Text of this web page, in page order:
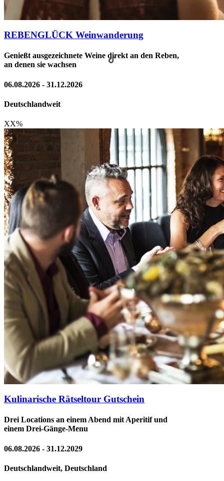
REBENGLÜCK Weinwanderung
Genießt ausgezeichnete Weine direkt an den Reben,
an denen sie wachsen
06.08.2026 - 31.12.2026
Deutschlandweit
XX%
Kulinarische Rätseltour Gutschein
Drei Locations an einem Abend mit Aperitif und
einem Drei-Gänge-Menu
06.08.2026 - 31.12.2029
Deutschlandweit, Deutschland